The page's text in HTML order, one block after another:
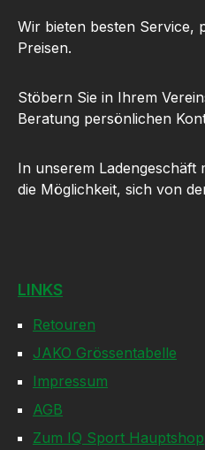
Wir bieten besten Service,
Preisen.
Stöbern Sie in Ihrem
Beratung persönlichen
In unserem Ladengeschäft
die Möglichkeit, sich von
LINKS
Retouren
JAKO Grössentabelle
Impressum
AGB
Zum IQ Sport Hauptshop